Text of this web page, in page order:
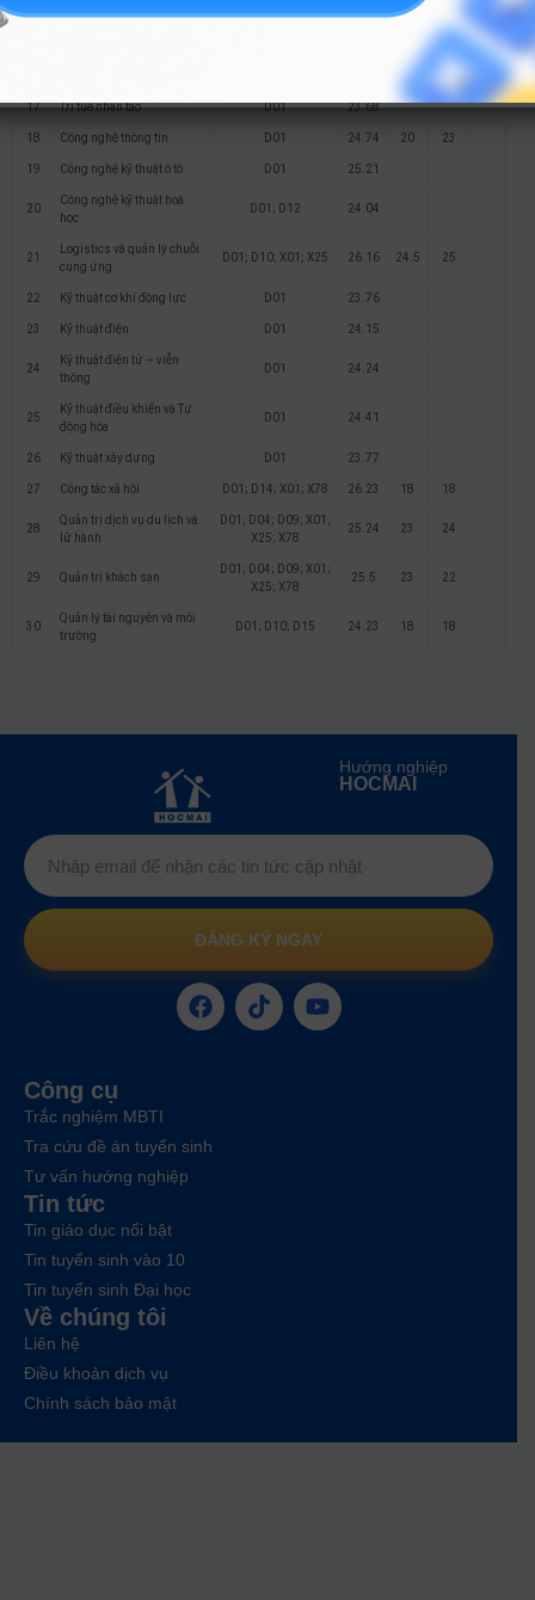
14 Khoa học dữ liệu D01 21.23
17 Trí tuệ nhân tạo D01 23.68
18 Công nghệ thông tin D01 24.74 20 23
19 Công nghệ kỹ thuật ô tô D01 25.21
20
Công nghệ kỹ thuật hoá
học
D01; D12 24.04
21
Logistics và quản lý chuỗi
cung ứng
D01; D10; X01; X25 26.16 24.5 25
22 Kỹ thuật cơ khí động lực D01 23.76
23 Kỹ thuật điện D01 24.15
24
Kỹ thuật điện tử – viễn
thông
D01 24.24
25
Kỹ thuật điều khiển và Tự
động hóa
D01 24.41
26 Kỹ thuật xây dựng D01 23.77
27 Công tác xã hội D01; D14; X01; X78 26.23 18 18
28
Quản trị dịch vụ du lịch và
lữ hành
D01; D04; D09; X01;
X25; X78
25.24 23 24
29 Quản trị khách sạn
D01; D04; D09; X01;
X25; X78
25.5 23 22
30
Quản lý tài nguyên và môi
trường
D01; D10; D15 24.23 18 18
Hướng nghiệp
HOCMAI
ĐĂNG KÝ NGAY
Công cụ
Trắc nghiệm MBTI
Tra cứu đề án tuyển sinh
Tư vấn hướng nghiệp
Tin tức
Tin giáo dục nổi bật
Tin tuyển sinh vào 10
Tin tuyển sinh Đại học
Về chúng tôi
Liên hệ
Điều khoản dịch vụ
Chính sách bảo mật